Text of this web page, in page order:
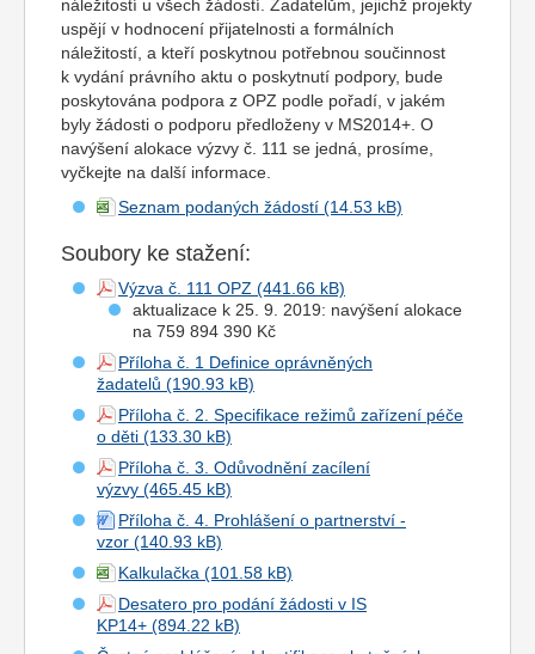
náležitostí u všech žádostí. Žadatelům, jejichž projekty
uspějí v hodnocení přijatelnosti a formálních
náležitostí, a kteří poskytnou potřebnou součinnost
k vydání právního aktu o poskytnutí podpory, bude
poskytována podpora z OPZ podle pořadí, v jakém
byly žádosti o podporu předloženy v MS2014+. O
navýšení alokace výzvy č. 111 se jedná, prosíme,
vyčkejte na další informace.
Seznam podaných žádostí
Soubory ke stažení:
Výzva č. 111 OPZ
aktualizace k 25. 9. 2019: navýšení alokace
na 759 894 390 Kč
Příloha č. 1 Definice oprávněných
žadatelů
Příloha č. 2. Specifikace režimů zařízení péče
o děti
Příloha č. 3. Odůvodnění zacílení
výzvy
Příloha č. 4. Prohlášení o partnerství -
vzor
Kalkulačka
Desatero pro podání žádosti v IS
KP14+